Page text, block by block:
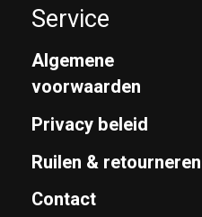
Service
Algemene
voorwaarden
Privacy beleid
Ruilen & retourneren
Contact